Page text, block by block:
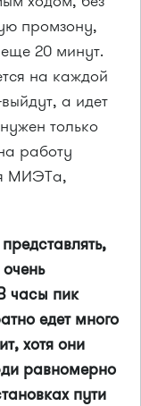
промзону,
20 минут.
на каждой
а идет
только
работу
МИЭТа,
часы пик
едет много
хотя они
равномерно
пути